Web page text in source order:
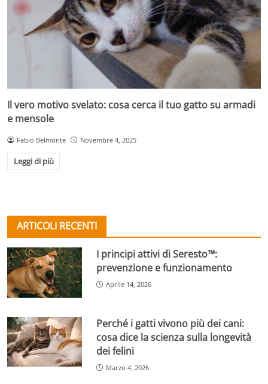
Il vero motivo svelato: cosa cerca il tuo gatto su armadi
e mensole
Fabio Belmonte Novembre 4, 2025
Leggi di più
ARTICOLI RECENTI
I principi attivi di Seresto™:
prevenzione e funzionamento
Aprile 14, 2026
Perché i gatti vivono più dei cani:
cosa dice la scienza sulla longevità
dei felini
Marzo 4, 2026